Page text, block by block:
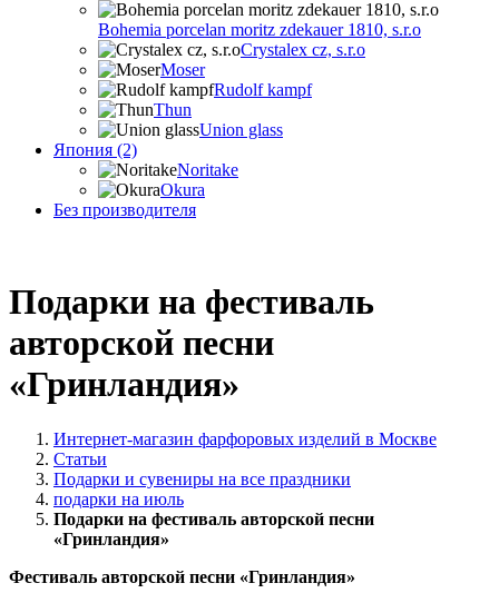
Bohemia porcelan moritz zdekauer 1810, s.r.o
Crystalex cz, s.r.o
Moser
Rudolf kampf
Thun
Union glass
Япония (2)
Noritake
Okura
Без производителя
Подарки на фестиваль
авторской песни
«Гринландия»
Интернет-магазин фарфоровых изделий в Москве
Статьи
Подарки и сувениры на все праздники
подарки на июль
Подарки на фестиваль авторской песни
«Гринландия»
Фестиваль авторской песни «Гринландия»